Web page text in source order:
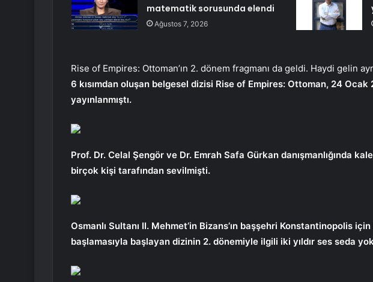
matematik sorusunda elendi
Ağustos 7, 2026
Rise of Empires: Ottoman’ın 2. dönem fragmanı da geldi. Haydi gelin
6 kısımdan oluşan belgesel dizisi Rise of Empires: Ottoman, 24 Ocak
yayınlanmıştı.
Prof. Dr. Celal Şengör ve Dr. Emrah Safa Gürkan danışmanlığında
birçok kişi tarafından sevilmişti.
Osmanlı Sultanı II. Mehmet’in Bizans’ın başşehri Konstantinopolis
başlamasıyla başlayan dizinin 2. dönemiyle ilgili iki yıldır ses seda